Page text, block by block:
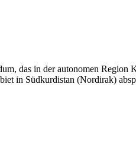
das in der autonomen Region
in Südkurdistan (Nordirak)